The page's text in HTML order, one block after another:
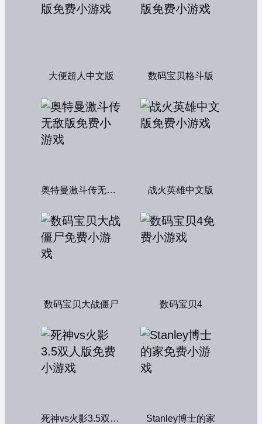
大便超人中文版 数码宝贝格斗版
奥特曼激斗传无敌版 战火英雄中文版
数码宝贝大战僵尸 数码宝贝4
死神vs火影3.5双人版 Stanley博士的家